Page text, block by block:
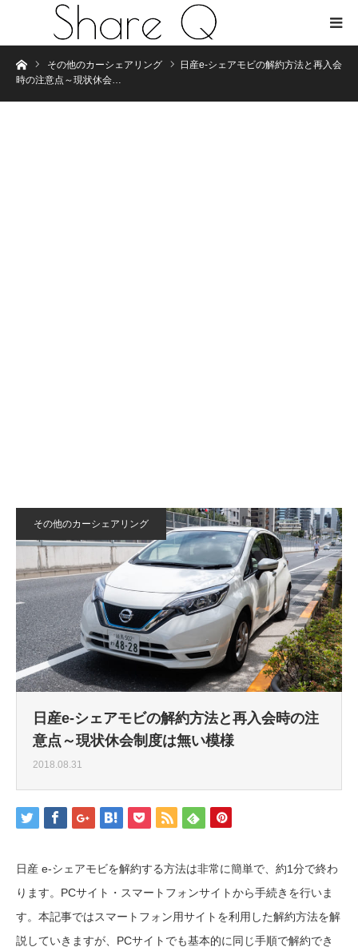
Homeその他のカーシェアリング
日産e-シェアモビの解約方法と再入会
時の注意点～現状休会…
その他のカーシェアリング
日産e-シェアモビの解約方法と再入会時の注
意点～現状休会制度は無い模様
2018.08.31
日産 e-シェアモビを解約する方法は非常に簡単で、約1分で終わ
ります。PCサイト・スマートフォンサイトから手続きを行いま
す。本記事ではスマートフォン用サイトを利用した解約方法を解
説していきますが、PCサイトでも基本的に同じ手順で解約でき